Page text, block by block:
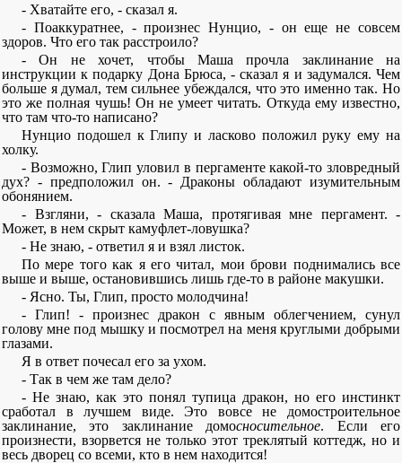
- Хватайте его, - сказал я.
- Поаккуратнее, - произнес Нунцио, - он еще не совсем
здоров. Что его так расстроило?
- Он не хочет, чтобы Маша прочла заклинание на
инструкции к подарку Дона Брюса, - сказал я и задумался. Чем
больше я думал, тем сильнее убеждался, что это именно так. Но
это же полная чушь! Он не умеет читать. Откуда ему известно,
что там что-то написано?
Нунцио подошел к Глипу и ласково положил руку ему на
холку.
- Возможно, Глип уловил в пергаменте какой-то зловредный
дух? - предположил он. - Драконы обладают изумительным
обонянием.
- Взгляни, - сказала Маша, протягивая мне пергамент. -
Может, в нем скрыт камуфлет-ловушка?
- Не знаю, - ответил я и взял листок.
По мере того как я его читал, мои брови поднимались все
выше и выше, остановившись лишь где-то в районе макушки.
- Ясно. Ты, Глип, просто молодчина!
- Глип! - произнес дракон с явным облегчением, сунул
голову мне под мышку и посмотрел на меня круглыми добрыми
глазами.
Я в ответ почесал его за ухом.
- Так в чем же там дело?
- Не знаю, как это понял тупица дракон, но его инстинкт
сработал в лучшем виде. Это вовсе не домостроительное
заклинание, это заклинание домосносительное. Если его
произнести, взорвется не только этот треклятый коттедж, но и
весь дворец со всеми, кто в нем находится!